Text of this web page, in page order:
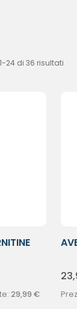
24 di 36 risultati
29,99 €